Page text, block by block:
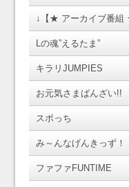
↓【★ アーカイブ番組
Lの魂”えるたま”
キラリJUMPIES
お元気さまばんざい!!
スポっち
み～んなげんきっず！
ファファFUNTIME